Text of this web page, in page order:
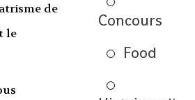
de
le
Concours
Food